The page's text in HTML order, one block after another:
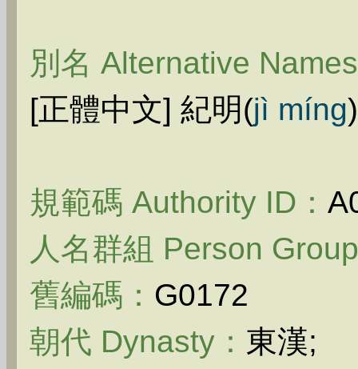
別名 Alternative
[正體中文] 紀明(jì míng)
規範碼 Authority ID：
人名群組 Person
舊編碼： G0172
朝代 Dynasty： 東漢;